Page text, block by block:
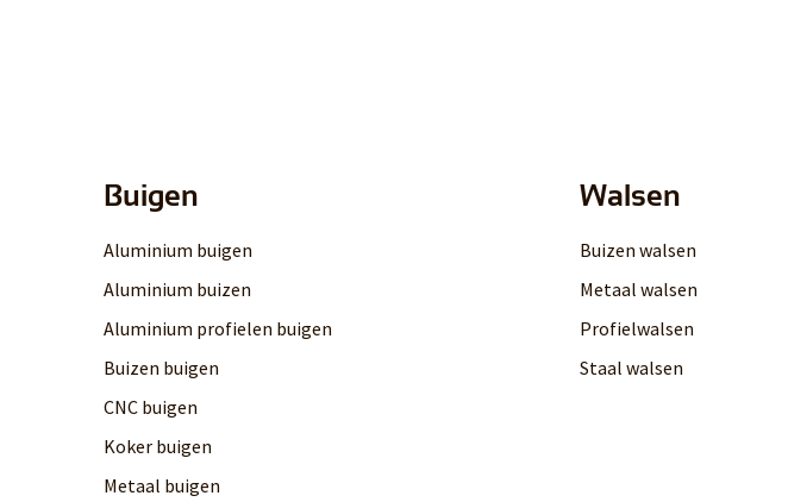
Buigen
Aluminium buigen
Aluminium buizen
Aluminium profielen buigen
Buizen buigen
CNC buigen
Koker buigen
Metaal buigen
Walsen
Buizen walsen
Metaal walsen
Profielwalsen
Staal walsen